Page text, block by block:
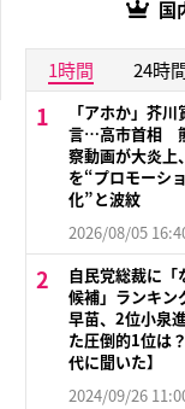
国
1時間 24時
「アホか」芥
言…高市首相
察動画が大炎上
を“プロモーシ
化”と波紋
2026/08/05
自民党総裁に「
候補」ランキン
早苗、2位小泉
た圧倒的1位は
代に聞いた】
2024/09/26